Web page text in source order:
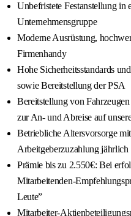
Unbefristete Festanstellung in
Unternehmensgruppe
Moderne Ausrüstung,
Firmenhandy
Hohe Sicherheitsstandards
sowie Bereitstellung der PSA
Bereitstellung von
zur An- und Abreise auf
Betriebliche Altersvorsorge
Arbeitgeberzuzahlung jährlich
Prämie bis zu 2.550€: Bei
Mitarbeitenden-
Leute”
Mitarbeiter-